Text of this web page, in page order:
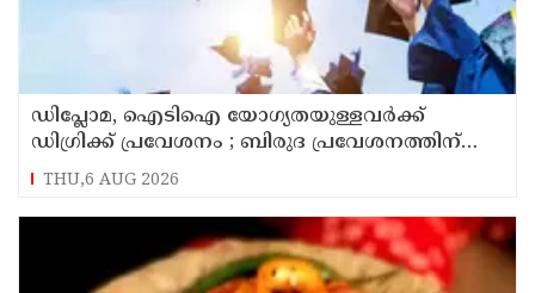
ഡിപ്ലോമ, ഐടിഐ യോഗ്യതയുള്ളവര്‍ക്ക്
ഡിഗ്രിക്ക് പ്രവേശനം ; ബിരുദ പ്രവേശനത്തിന്
പ്ലസ് ടു നിര്‍ബന്ധമില്ല; ഉത്തരവ് പുറത്തിറക്കി
ഉന്നത വിദ്യാഭ്യാസ വകുപ്പ്
THU,6 AUG 2026